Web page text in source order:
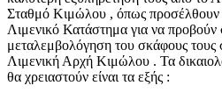
Σταθμό Κιμώλου , όπως προσέλθουν
Λιμενικό Κατάστημα για να προβούν
μεταλεμβολόγηση του σκάφους τους
Λιμενική Αρχή Κιμώλου . Τα
θα χρειαστούν είναι τα εξής :